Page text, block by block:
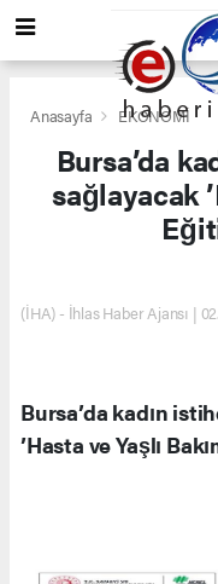
Anasayfa EKONOMİ
Bursa’da
sağlayacak
(İHA) - İhlas Haber Ajansı |
Bursa’da kadın
’Hasta ve Yaşlı